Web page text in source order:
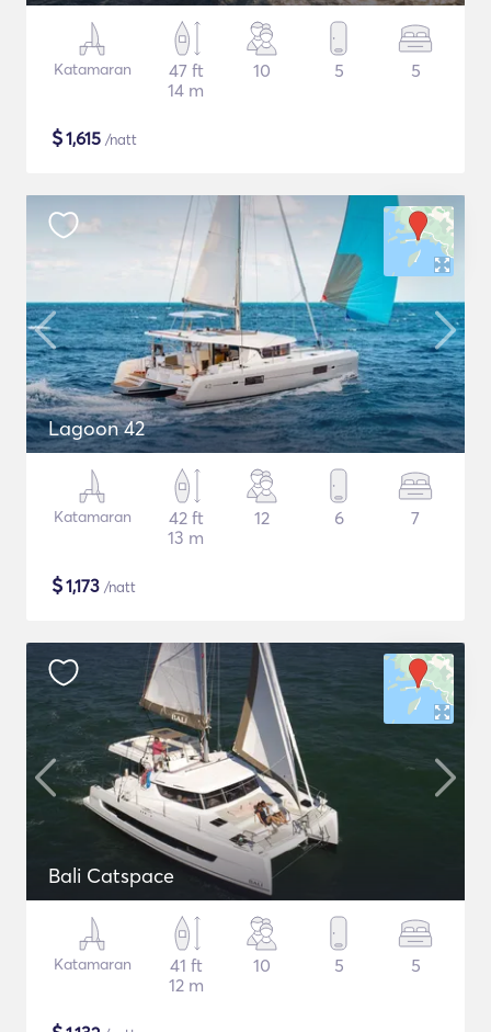
Katamaran
47 ft
14 m
10 5 5
$1,615 /natt
Lagoon 42
Katamaran
42 ft
13 m
12 6 7
$1,173 /natt
Bali Catspace
Katamaran
41 ft
12 m
10 5 5